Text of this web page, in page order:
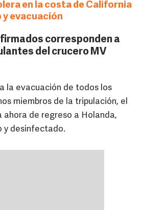
en la costa de California
evacuación
corresponden a
del crucero MV
la evacuación de todos los
miembros de la tripulación, el
ahora de regreso a Holanda,
y desinfectado.